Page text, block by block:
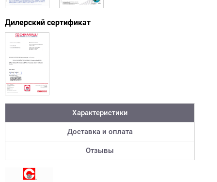
Дилерский сертификат
Характеристики
Доставка и оплата
Отзывы